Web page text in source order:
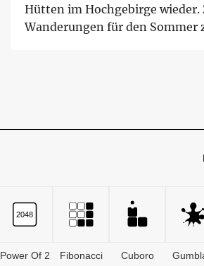
Hütten im Hochgebirge wieder.
Wanderungen für den Sommer
Power Of 2 Fibonacci Cuboro